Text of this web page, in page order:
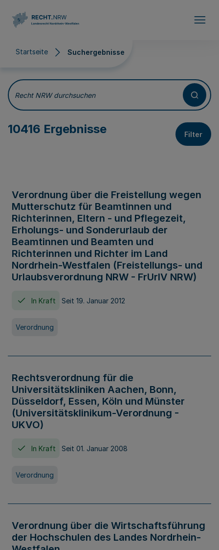
Startseite Suchergebnisse
Suchergebnisse
Recht NRW durchsuchen
10416 Ergebnisse Filter
Verordnung über die Freistellung wegen
Mutterschutz für Beamtinnen und
Richterinnen, Eltern - und Pflegezeit,
Erholungs- und Sonderurlaub der
Beamtinnen und Beamten und
Richterinnen und Richter im Land
Nordrhein-Westfalen (Freistellungs- und
Urlaubsverordnung NRW - FrUrlV NRW)
In Kraft Seit 19. Januar 2012
Verordnung
Rechtsverordnung für die
Universitätskliniken Aachen, Bonn,
Düsseldorf, Essen, Köln und Münster
(Universitätsklinikum-Verordnung -
UKVO)
In Kraft Seit 01. Januar 2008
Verordnung
Verordnung über die Wirtschaftsführung
der Hochschulen des Landes Nordrhein-